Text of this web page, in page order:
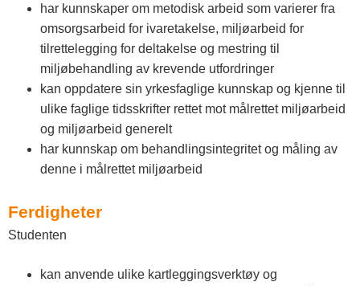
har kunnskaper om metodisk arbeid som varierer fra
omsorgsarbeid for ivaretakelse, miljøarbeid for
tilrettelegging for deltakelse og mestring til
miljøbehandling av krevende utfordringer
kan oppdatere sin yrkesfaglige kunnskap og kjenne til
ulike faglige tidsskrifter rettet mot målrettet miljøarbeid
og miljøarbeid generelt
har kunnskap om behandlingsintegritet og måling av
denne i målrettet miljøarbeid
Ferdigheter
Studenten
kan anvende ulike kartleggingsverktøy og